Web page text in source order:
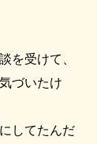
を受けて、
づいたけ
してたんだ